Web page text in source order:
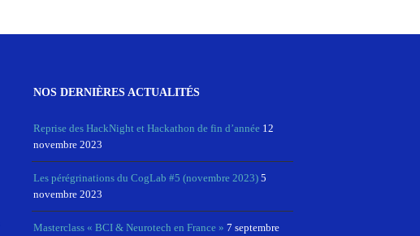
NOS DERNIÈRES ACTUALITÉS
Reprise des HackNight et Hackathon de fin d’année 12
novembre 2023
Les pérégrinations du CogLab #5 (novembre 2023) 5
novembre 2023
Masterclass « BCI & Neurotech en France » 7 septembre